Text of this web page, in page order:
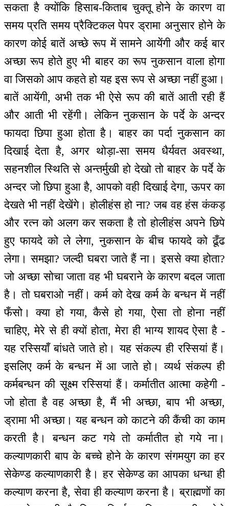
सकता है क्योंकि हिसाब-किताब चुक्तू होने के कारण वा
समय प्रति समय प्रैक्टिकल पेपर ड्रामा अनुसार होने के
कारण कोई बातें अच्छे रूप में सामने आयेंगी और कई बार
अच्छा रूप होते हुए भी बाहर का रूप नुकसान वाला होगा
वा जिसको आप कहते हो यह इस रूप से अच्छा नहीं हुआ।
बातें आयेंगी, अभी तक भी ऐसे रूप की बातें आती रही हैं
और आती भी रहेंगी। लेकिन नुकसान के पर्दे के अन्दर
फायदा छिपा हुआ होता है। बाहर का पर्दा नुकसान का
दिखाई देता है, अगर थोड़ा-सा समय धैर्यवत अवस्था,
सहनशील स्थिति से अन्तर्मुखी हो देखो तो बाहर के पर्दे के
अन्दर जो छिपा हुआ है, आपको वही दिखाई देगा, ऊपर का
देखते भी नहीं देखेंगे। होलीहंस हो ना? जब वह हंस कंकड़
और रत्न को अलग कर सकता है तो होलीहंस अपने छिपे
हुए फायदे को ले लेगा, नुकसान के बीच फायदे को ढूँढ
लेगा। समझा? जल्दी घबरा जाते हैं ना। इससे क्या होता?
जो अच्छा सोचा जाता वह भी घबराने के कारण बदल जाता
है। तो घबराओ नहीं। कर्म को देख कर्म के बन्धन में नहीं
फँसो। क्या हो गया, कैसे हो गया, ऐसा तो होना नहीं
चाहिए, मेरे से ही क्यों होता, मेरा ही भाग्य शायद ऐसा है -
यह रस्सियाँ बांधते जाते हो। यह संकल्प ही रस्सियां हैं।
इसलिए कर्म के बन्धन में आ जाते हो। व्यर्थ संकल्प ही
कर्मबन्धन की सूक्ष्म रस्सियां हैं। कर्मातीत आत्मा कहेगी -
जो होता है वह अच्छा है, मैं भी अच्छा, बाप भी अच्छा,
ड्रामा भी अच्छा। यह बन्धन को काटने की कैंची का काम
करती है। बन्धन कट गये तो कर्मातीत हो गये ना।
कल्याणकारी बाप के बच्चे होने के कारण संगमयुग का हर
सेकेण्ड कल्याणकारी है। हर सेकेण्ड का आपका धन्धा ही
कल्याण करना है, सेवा ही कल्याण करना है। ब्राह्मणों का